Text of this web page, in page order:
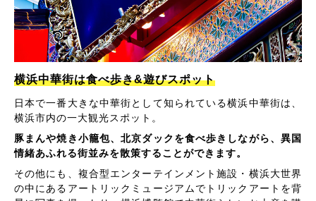
横浜中華街は食べ歩き&遊びスポット
日本で一番大きな中華街として知られている横浜中華街は、
横浜市内の一大観光スポット。
豚まんや焼き小籠包、北京ダックを食べ歩きしながら、異国
情緒あふれる街並みを散策することができます。
その他にも、複合型エンターテインメント施設・横浜大世界
の中にあるアートリックミュージアムでトリックアートを背